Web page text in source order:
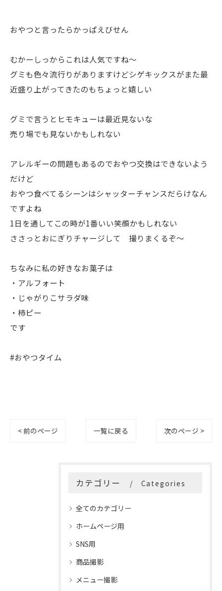
おやつと言ったらかっぱえびせん
むかーしっからこれは人気ですね〜
グミも色々流行りがありますけどシゲキックスがまた最
近盛り上がってきたのもちょっと嬉しい
グミで言うとヒモキューは最近見ないな
売り場でも見ないかもしれない
アレルギーの問題もあるのでおやつ交換はできないよう
だけど
おやつ食べてるシーンはシャッターチャンスだらけなん
ですよね
1日を通してこの時が1番いい笑顔かもしれない
ささっとおにぎりチャージして 撮りまくるぞ〜
ちなみに私の好きなお菓子は
・アルフォート
・じゃがりこサラダ味
・柿ピー
です
#おやつタイム
< 前のページ 一覧に戻る 次のページ >
カテゴリー Categories
全てのカテゴリー
ホームページ用
SNS用
商品撮影
メニュー撮影